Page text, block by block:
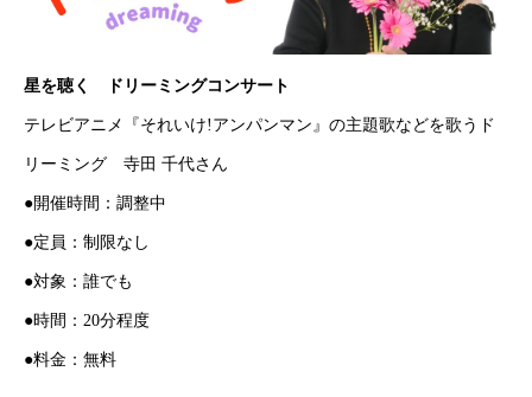
星を聴く ドリーミングコンサート
テレビアニメ『それいけ!アンパンマン』の主題歌などを歌うド
リーミング 寺田 千代さん
●開催時間：調整中
●定員：制限なし
●対象：誰でも
●時間：20分程度
●料金：無料